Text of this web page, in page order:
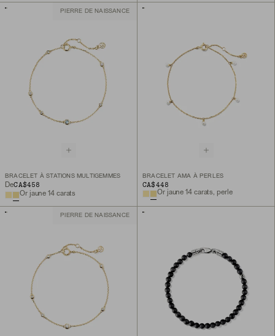
PIERRE DE NAISSANCE
BRACELET À STATIONS MULTIGEMMES
DeCA$458
Or jaune 14 carats
BRACELET AMA À PERLES
CA$448
Or jaune 14 carats, perle
PIERRE DE NAISSANCE